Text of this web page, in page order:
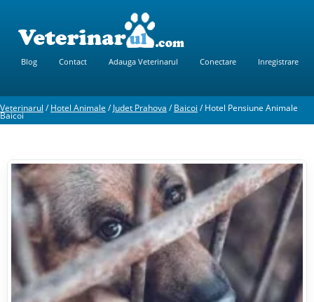
Blog Contact Adauga Veterinarul Conectare Inregistrare
Veterinarul /Hotel Animale /Judet Prahova /Baicoi /Hotel Pensiune Animale
Baicoi